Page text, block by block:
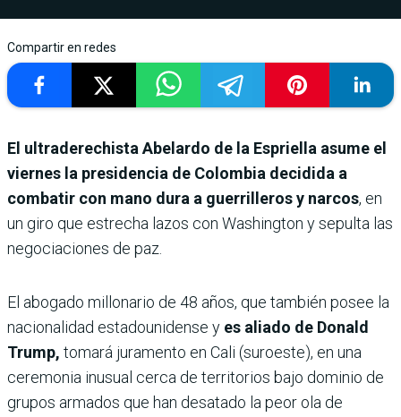
Compartir en redes
El ultraderechista Abelardo de la Espriella asume el
viernes la presidencia de Colombia decidida a
combatir con mano dura a guerrilleros y narcos, en
un giro que estrecha lazos con Washington y sepulta las
negociaciones de paz.
El abogado millonario de 48 años, que también posee la
nacionalidad estadounidense y es aliado de Donald
Trump, tomará juramento en Cali (suroeste), en una
ceremonia inusual cerca de territorios bajo dominio de
grupos armados que han desatado la peor ola de